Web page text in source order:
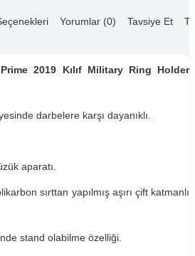
Yorumlar (0) Tavsiye Et
2019 Kılıf Military Ring Holder
darbelere karşı dayanıklı.
aparatı.
sırttan yapılmış aşırı çift katmanlı
stand olabilme özelliği.